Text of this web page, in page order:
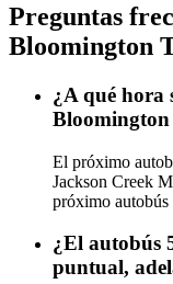
Preguntas
Bloomington
¿A qué hora
Bloomington
El próximo
Jackson Creek
próximo
¿El autobús
puntual,